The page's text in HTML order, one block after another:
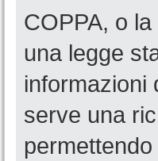
COPPA, o
una legge
informazioni
serve una